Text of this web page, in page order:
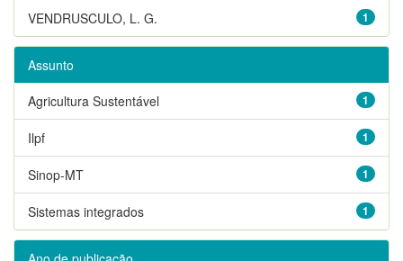
1
VENDRUSCULO, L. G.
Assunto
1
Agricultura Sustentável
1
Ilpf
1
Sinop-MT
1
Sistemas integrados